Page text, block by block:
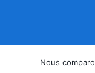
Nous